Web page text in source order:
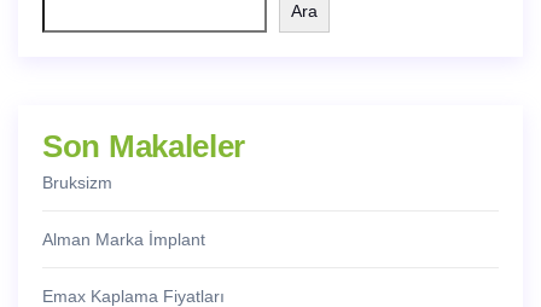
Ara
Son Makaleler
Bruksizm
Alman Marka İmplant
Emax Kaplama Fiyatları